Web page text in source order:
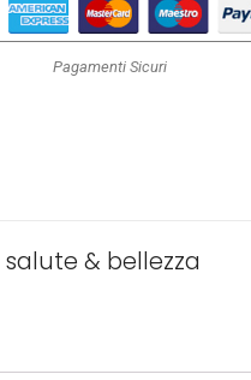
Pagamenti Sicuri
& bellezza